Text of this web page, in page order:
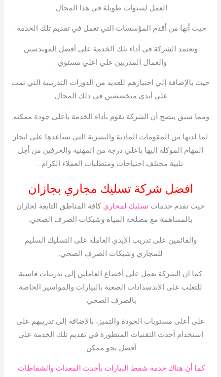
العمل لسنوات طويلة في هذا المجال.
حيث أنها من أقدم المؤسسات التي تعمل في تقديم تلك الخدمة.
وتعتمد الشركة في أداء تلك الخدمة علي أفضل المهندسين
والعمال المدربين علي اعلي مستوي .
حيث بالإضافة إلي اجتيازهم للعديد من الدورات التدريبية التي تمت
علي أيدي متخصصين في ذلك المجال.
ومما سبق يتضح أن الشركة تقوم بأداء الخدمة بأعلى جودة ممكنه.
لما لديها من المقومات المادية والبشرية التي تساعدها علي انجاز
المهام الموكلة إليها باعلي درجة من المهنية والحرفين من أجل
تلبية مختلف احتياجات ومتطلبات العملاء الكرام .
افضل شركة تسليك مجاري بجازان
حيث تقدم خدمات تسليك لمجاري كافة المناطق التابعة لجازان
بالمساهمة مع مصلحة المياه وشبكات الصرف الصحي.
والقائمين على تدريب الأيدي العاملة على التسليك السليم
للمجاري وشبكات الصرف الصحي.
كما ان الشركة تعمل على أخضاع العاملين إلى تدريبات قاسية
للتغلب على الاندسدادات الصعبة بالبيارات والمواسير الخاصة
بالصرف الصحي.
على أعلى مستويات الجودة والتميز، بالإضافة إلى تدريبهم على
استخدام أحدث التقنيات المتطورة في تقديم تلك الخدمة على
أفضل نحو ممكن.
كما أن هناك خدمة شفط البيارات بأحدث المعدات والشفاطات.